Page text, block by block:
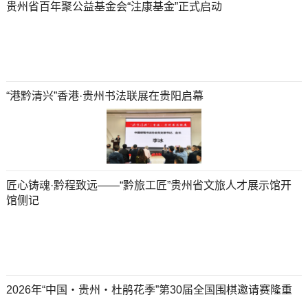
贵州省百年聚公益基金会“注康基金”正式启动
“港黔清兴”香港·贵州书法联展在贵阳启幕
匠心铸魂·黔程致远——“黔旅工匠”贵州省文旅人才展示馆开
馆侧记
2026年“中国・贵州・杜鹃花季”第30届全国围棋邀请赛隆重